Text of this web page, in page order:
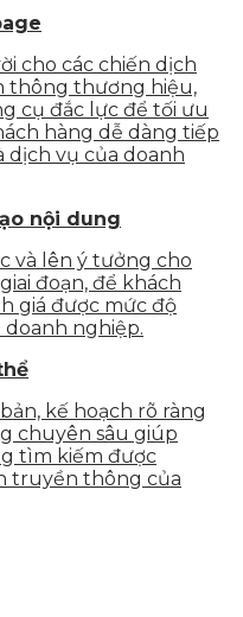
cho các chiến dịch
thông thương hiệu,
cụ đắc lực để tối ưu
hàng dễ dàng tiếp
dịch vụ của doanh
nội dung
và lên ý tưởng cho
đoạn, để khách
giá được mức độ
nghiệp.
kế hoạch rõ ràng
chuyên sâu giúp
tìm kiếm được
truyền thông của